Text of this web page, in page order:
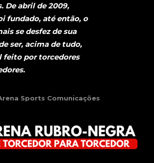
De abril de 2009,
fundado, até então, o
se desfez de sua
ser, acima de tudo,
feito por torcedores
Sports Comunicações